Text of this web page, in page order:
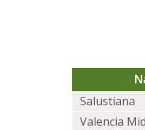
Salustiana
Valencia